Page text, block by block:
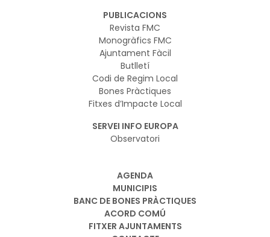
PUBLICACIONS
Revista FMC
Monogràfics FMC
Ajuntament Fàcil
Butlletí
Codi de Regim Local
Bones Pràctiques
Fitxes d’Impacte Local
SERVEI INFO EUROPA
Observatori
AGENDA
MUNICIPIS
BANC DE BONES PRÀCTIQUES
ACORD COMÚ
FITXER AJUNTAMENTS